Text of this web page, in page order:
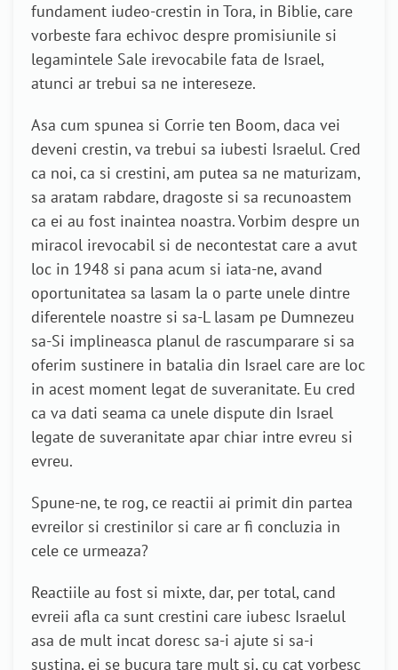
fundament iudeo-crestin in Tora, in Biblie, care
vorbeste fara echivoc despre promisiunile si
legamintele Sale irevocabile fata de Israel,
atunci ar trebui sa ne intereseze.
Asa cum spunea si Corrie ten Boom, daca vei
deveni crestin, va trebui sa iubesti Israelul. Cred
ca noi, ca si crestini, am putea sa ne maturizam,
sa aratam rabdare, dragoste si sa recunoastem
ca ei au fost inaintea noastra. Vorbim despre un
miracol irevocabil si de necontestat care a avut
loc in 1948 si pana acum si iata-ne, avand
oportunitatea sa lasam la o parte unele dintre
diferentele noastre si sa-L lasam pe Dumnezeu
sa-Si implineasca planul de rascumparare si sa
oferim sustinere in batalia din Israel care are loc
in acest moment legat de suveranitate. Eu cred
ca va dati seama ca unele dispute din Israel
legate de suveranitate apar chiar intre evreu si
evreu.
Spune-ne, te rog, ce reactii ai primit din partea
evreilor si crestinilor si care ar fi concluzia in
cele ce urmeaza?
Reactiile au fost si mixte, dar, per total, cand
evreii afla ca sunt crestini care iubesc Israelul
asa de mult incat doresc sa-i ajute si sa-i
sustina, ei se bucura tare mult si, cu cat vorbesc